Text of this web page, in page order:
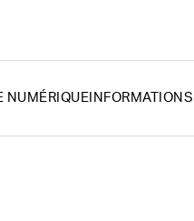
NUMÉRIQUE INFORMATIONS